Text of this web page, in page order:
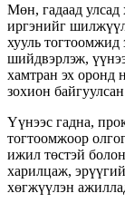
Мөн, гадаад
иргэнийг
хууль тогтоомжид
шийдвэрлэж,
хамтран эх оронд
зохион
Үүнээс гадна,
тогтоомжоор
ижил төстэй
харилцаж,
хөгжүүлэн